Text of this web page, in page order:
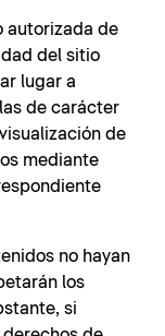
autorizada de
del sitio
lugar a
de carácter
de
mediante
no hayan
los
si